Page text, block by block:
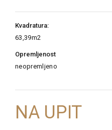
Kvadratura:
63,39m2
Opremljenost
neopremljeno
NA UPIT